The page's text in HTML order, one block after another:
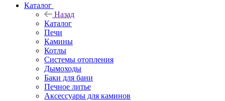
Каталог
Назад
Каталог
Печи
Камины
Котлы
Системы отопления
Дымоходы
Баки для бани
Печное литье
Аксессуары для каминов